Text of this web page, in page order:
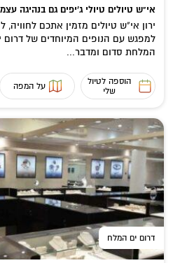
אי"ש טיולים טיולי ג'יפים גם בנהיגה
ירון אי"ש טיולים מזמין אתכם
למפגש עם הנופים המיוחדים של
המלחת סדום ומדבר...
הוספה לטיול
שלי
על המפה
דרום ים המלח